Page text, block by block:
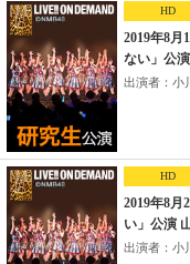
HD
2019年8月
ない」公
出演者：小
HD
2019年8月
い」公演
出演者：小